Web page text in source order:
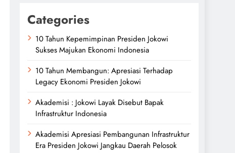
Categories
10 Tahun Kepemimpinan Presiden Jokowi
Sukses Majukan Ekonomi Indonesia
10 Tahun Membangun: Apresiasi Terhadap
Legacy Ekonomi Presiden Jokowi
Akademisi : Jokowi Layak Disebut Bapak
Infrastruktur Indonesia
Akademisi Apresiasi Pembangunan Infrastruktur
Era Presiden Jokowi Jangkau Daerah Pelosok